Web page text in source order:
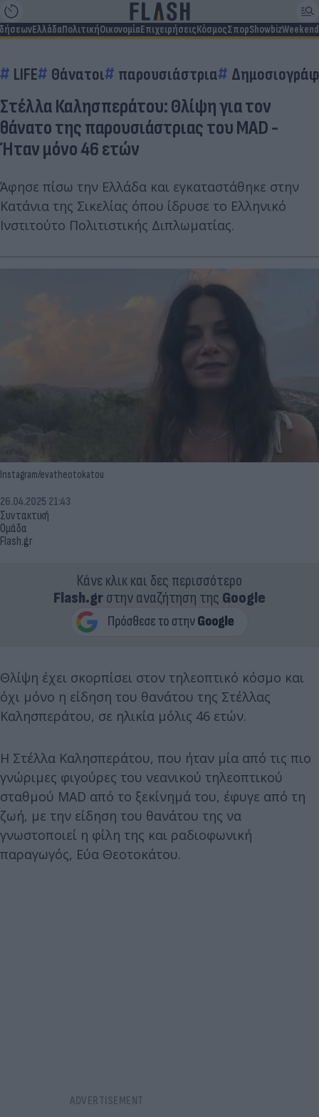
ΕλλάδαΠολιτικήΟικονομίαΕπιχειρήσειςΚόσμοςΣπορShowbizWeekend
LIFE Θάνατοι παρουσιάστρια
Στέλλα Καλησπεράτου: Θλίψη για τον
θάνατο της παρουσιάστριας του MAD -
Ήταν μόνο 46 ετών
Άφησε πίσω την Ελλάδα και εγκαταστάθηκε στην
Κατάνια της Σικελίας όπου ίδρυσε το Ελληνικό
Ινστιτούτο Πολιτιστικής Διπλωματίας.
Instagram/evatheotokatou
Συντακτική
Ομάδα
Flash.gr
26.04.2025 21:43
Κάνε κλικ και δες περισσότερο
Flash.grστην αναζήτηση της Google
Θλίψη έχει σκορπίσει στον τηλεοπτικό κόσμο και
όχι μόνο η είδηση του θανάτου της Στέλλας
Καλησπεράτου, σε ηλικία μόλις 46 ετών.
Η Στέλλα Καλησπεράτου, που ήταν μία από τις πιο
γνώριμες φιγούρες του νεανικού τηλεοπτικού
σταθμού MAD από το ξεκίνημά του, έφυγε από τη
ζωή, με την είδηση του θανάτου της να
γνωστοποιεί η φίλη της και ραδιοφωνική
παραγωγός, Εύα Θεοτοκάτου.